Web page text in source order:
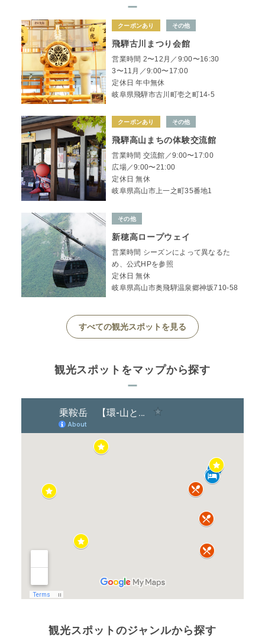
れを癒してくれます。古い町並みが人気の飛騨高山エリ
アで昔ながらの日本文化に触れながら、温泉に浸かり、
飛騨牛で舌づづみ。ちょっと贅沢な山と街をめぐる旅を
おすすめします。
クーポンあり その他
飛騨古川まつり会館
営業時間 2〜12月／9:00〜16:30
3〜11月／9:00〜17:00
定休日 年中無休
岐阜県飛騨市古川町壱之町14-5
クーポンあり その他
飛騨高山まちの体験交流館
営業時間 交流館／9:00〜17:00
広場／9:00〜21:00
定休日 無休
岐阜県高山市上一之町35番地1
その他
新穂高ロープウェイ
営業時間 シーズンによって異なるた
め、公式HPを参照
定休日 無休
岐阜県高山市奥飛騨温泉郷神坂710-58
すべての観光スポットを見る
観光スポットをマップから探す
観光スポットのジャンルから探す